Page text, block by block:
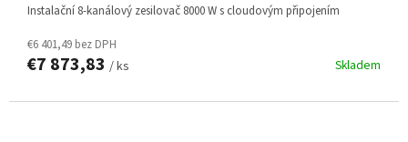
instalační 8-kanálový zesilovač 8000 W s cloudovým připojením
Skladem
€6 401,49 bez DPH
€7 873,83 / ks